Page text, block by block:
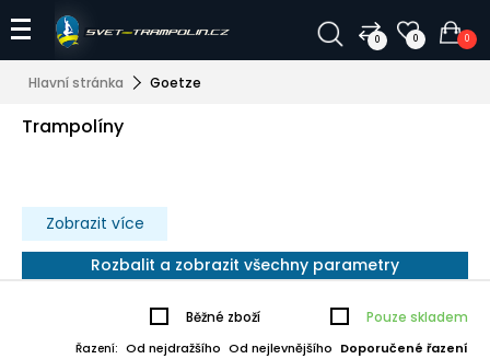
0 0 0
Hlavní stránka Goetze
Trampolíny
Zobrazit více
Rozbalit a zobrazit všechny parametry
Běžné zboží Pouze skladem
Řazení: Od nejdražšího Od nejlevnějšího Doporučené řazení